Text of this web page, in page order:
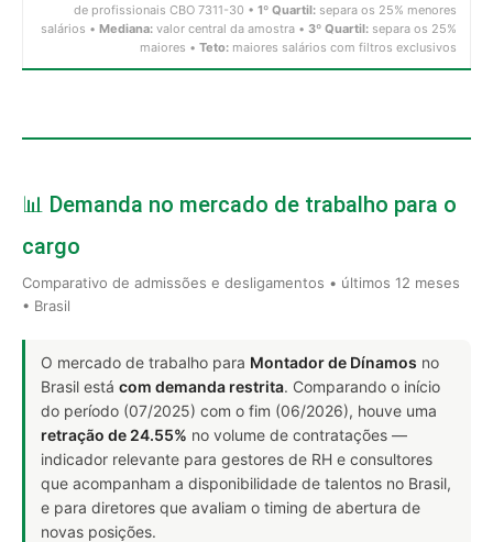
de profissionais CBO 7311-30 • 1º Quartil: separa os 25% menores
salários • Mediana: valor central da amostra • 3º Quartil: separa os 25%
maiores • Teto: maiores salários com filtros exclusivos
📊 Demanda no mercado de trabalho para o
cargo
Comparativo de admissões e desligamentos • últimos 12 meses
• Brasil
O mercado de trabalho para Montador de Dínamos no
Brasil está com demanda restrita. Comparando o início
do período (07/2025) com o fim (06/2026), houve uma
retração de 24.55% no volume de contratações —
indicador relevante para gestores de RH e consultores
que acompanham a disponibilidade de talentos no Brasil,
e para diretores que avaliam o timing de abertura de
novas posições.